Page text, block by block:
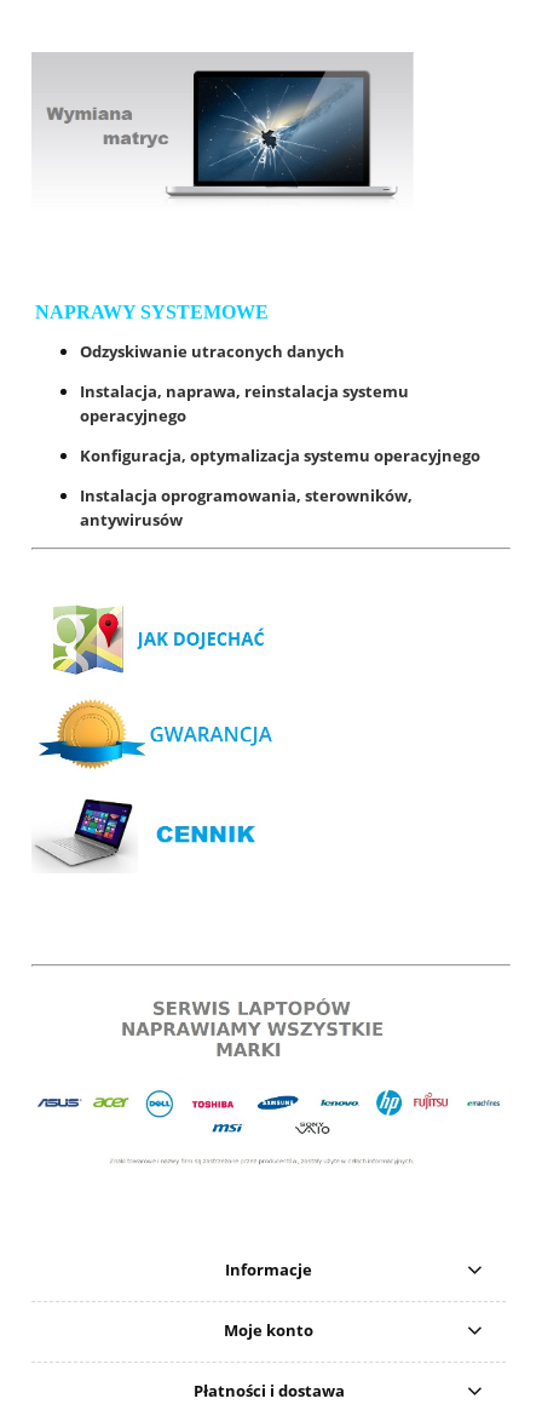
NAPRAWY SYSTEMOWE
Odzyskiwanie utraconych danych
Instalacja, naprawa, reinstalacja systemu
operacyjnego
Konfiguracja, optymalizacja systemu operacyjnego
Instalacja oprogramowania, sterowników,
antywirusów
Informacje
Moje konto
Płatności i dostawa